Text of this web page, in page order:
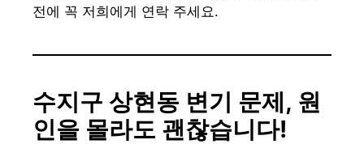
전에 꼭 저희에게 연락 주세요.
수지구 상현동 변기 문제, 원
인을 몰라도 괜찮습니다!